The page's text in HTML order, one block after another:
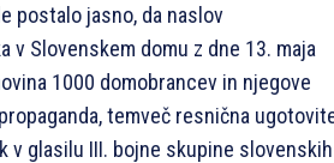
postalo jasno, da naslov
v Slovenskem domu z dne 13. maja
1000 domobrancev in njegove
temveč resnična
v glasilu III. bojne skupine slovenskih